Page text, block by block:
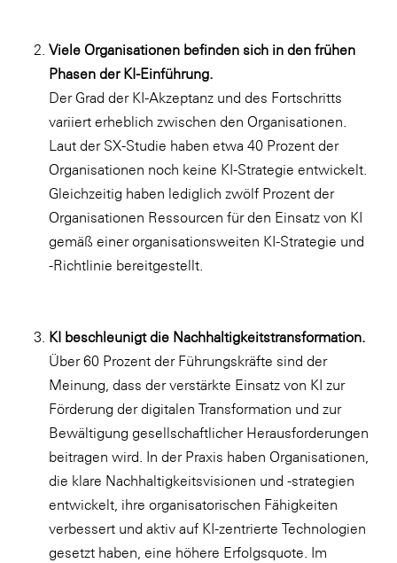
Viele Organisationen befinden sich in den frühen
Phasen der KI-Einführung.
Der Grad der KI-Akzeptanz und des Fortschritts
variiert erheblich zwischen den Organisationen.
Laut der SX-Studie haben etwa 40 Prozent der
Organisationen noch keine KI-Strategie entwickelt.
Gleichzeitig haben lediglich zwölf Prozent der
Organisationen Ressourcen für den Einsatz von KI
gemäß einer organisationsweiten KI-Strategie und
-Richtlinie bereitgestellt.
KI beschleunigt die Nachhaltigkeitstransformation.
Über 60 Prozent der Führungskräfte sind der
Meinung, dass der verstärkte Einsatz von KI zur
Förderung der digitalen Transformation und zur
Bewältigung gesellschaftlicher Herausforderungen
beitragen wird. In der Praxis haben Organisationen,
die klare Nachhaltigkeitsvisionen und -strategien
entwickelt, ihre organisatorischen Fähigkeiten
verbessert und aktiv auf KI-zentrierte Technologien
gesetzt haben, eine höhere Erfolgsquote. Im